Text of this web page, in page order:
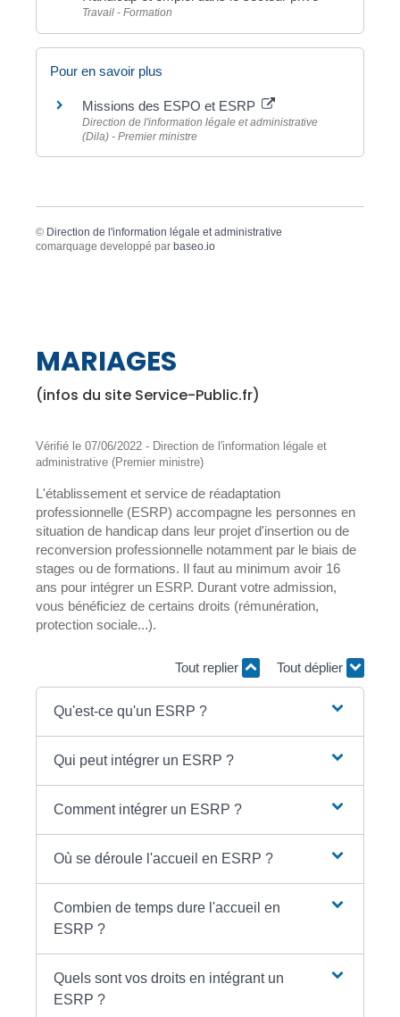
Travail - Formation
Pour en savoir plus
Missions des ESPO et ESRP
Direction de l'information légale et administrative
(Dila) - Premier ministre
© Direction de l'information légale et administrative
comarquage developpé par baseo.io
MARIAGES
(infos du site Service-Public.fr)
Vérifié le 07/06/2022 - Direction de l'information légale et
administrative (Premier ministre)
L'établissement et service de réadaptation
professionnelle (ESRP) accompagne les personnes en
situation de handicap dans leur projet d'insertion ou de
reconversion professionnelle notamment par le biais de
stages ou de formations. Il faut au minimum avoir 16
ans pour intégrer un ESRP. Durant votre admission,
vous bénéficiez de certains droits (rémunération,
protection sociale...).
Tout replier Tout déplier
Qu'est-ce qu'un ESRP ?
Qui peut intégrer un ESRP ?
Comment intégrer un ESRP ?
Où se déroule l'accueil en ESRP ?
Combien de temps dure l'accueil en
ESRP ?
Quels sont vos droits en intégrant un
ESRP ?